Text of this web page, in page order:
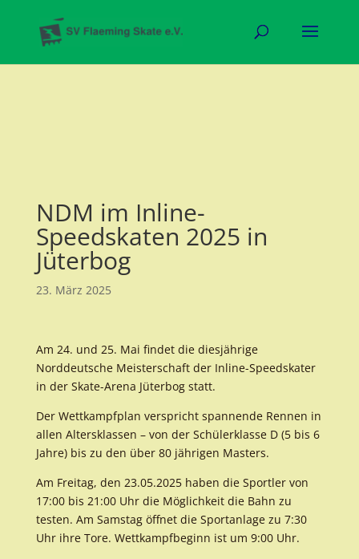
NDM im Inline-
Speedskaten 2025 in
Jüterbog
23. März 2025
Am 24. und 25. Mai findet die diesjährige
Norddeutsche Meisterschaft der Inline-Speedskater
in der Skate-Arena Jüterbog statt.
Der Wettkampfplan verspricht spannende Rennen in
allen Altersklassen – von der Schülerklasse D (5 bis 6
Jahre) bis zu den über 80 jährigen Masters.
Am Freitag, den 23.05.2025 haben die Sportler von
17:00 bis 21:00 Uhr die Möglichkeit die Bahn zu
testen. Am Samstag öffnet die Sportanlage zu 7:30
Uhr ihre Tore. Wettkampfbeginn ist um 9:00 Uhr.